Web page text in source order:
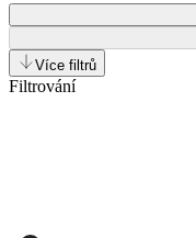
Více filtrů
Filtrování